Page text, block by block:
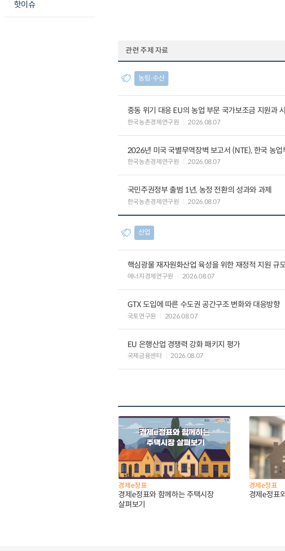
핫이슈
관련 주제 자료
농림∙수산
중동 위기 대응 EU의 농업 부문 국가보조금 지원과
한국농촌경제연구원 2026.08.07
2026년 미국 국별무역장벽 보고서 (NTE), 한국 농
한국농촌경제연구원 2026.08.07
국민주권정부 출범 1년, 농정 전환의 성과와 과제
한국농촌경제연구원 2026.08.07
산업
핵심광물 재자원화산업 육성을 위한 재정적 지원 규
에너지경제연구원 2026.08.07
GTX 도입에 따른 수도권 공간구조 변화와 대응방향
국토연구원 2026.08.07
EU 은행산업 경쟁력 강화 패키지 평가
국제금융센터 2026.08.07
경제e정표
경제e정표와 함께하는 주택시장
살펴보기
경제e정표
경제e정표